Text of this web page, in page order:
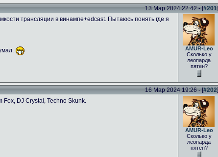
13 Мар 2024 22:42 - [#201]
трансляции в винампе+edcast. Пытаюсь понять где я
AMUR-Leo
Сколько у
леопарда
пятен?
16 Мар 2024 19:26 - [#202]
Fox, DJ Crystal, Techno Skunk.
AMUR-Leo
Сколько у
леопарда
пятен?